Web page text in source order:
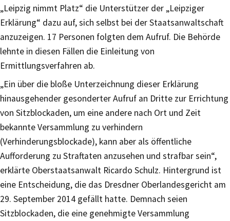
„Leipzig nimmt Platz“ die Unterstützer der „Leipziger
Erklärung“ dazu auf, sich selbst bei der Staatsanwaltschaft
anzuzeigen. 17 Personen folgten dem Aufruf. Die Behörde
lehnte in diesen Fällen die Einleitung von
Ermittlungsverfahren ab.
„Ein über die bloße Unterzeichnung dieser Erklärung
hinausgehender gesonderter Aufruf an Dritte zur Errichtung
von Sitzblockaden, um eine andere nach Ort und Zeit
bekannte Versammlung zu verhindern
(Verhinderungsblockade), kann aber als öffentliche
Aufforderung zu Straftaten anzusehen und strafbar sein“,
erklärte Oberstaatsanwalt Ricardo Schulz. Hintergrund ist
eine Entscheidung, die das Dresdner Oberlandesgericht am
29. September 2014 gefällt hatte. Demnach seien
Sitzblockaden, die eine genehmigte Versammlung